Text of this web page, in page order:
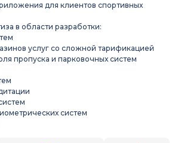
для клиентов спортивных
в области разработки:
услуг со сложной тарификацией
пропуска и парковочных систем
систем